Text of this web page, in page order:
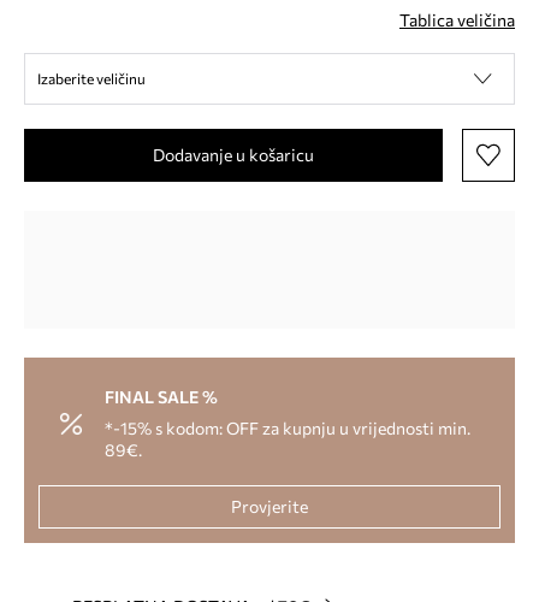
Tablica veličina
Izaberite veličinu
Dodavanje u košaricu
FINAL SALE %
*-15% s kodom: OFF za kupnju u vrijednosti min.
89€.
Provjerite